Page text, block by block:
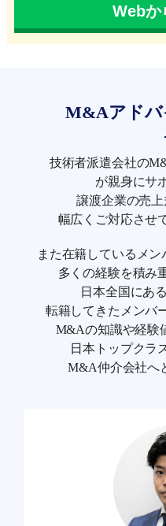
Webか
M&Aアドバ
技術者派遣会社の
が親身にサ
譲渡企業の売
幅広くご対応させ
また在籍しているメ
多くの経験を積み
日本全国にあ
転籍してきたメンバ
M&Aの知識や経験
日本トップクラ
M&A仲介会社へ